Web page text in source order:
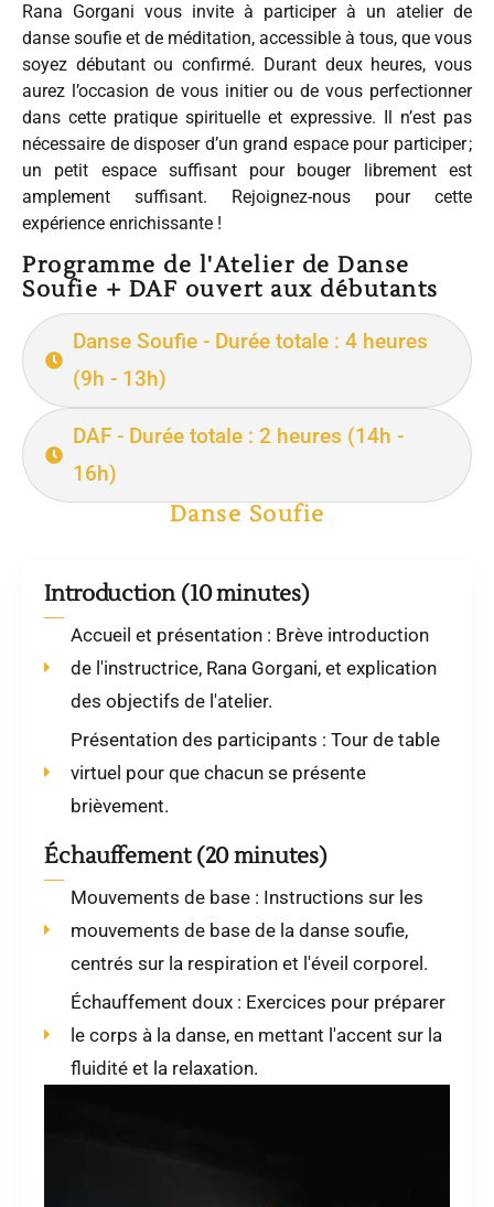
Rana Gorgani vous invite à participer à un atelier de
danse soufie et de méditation, accessible à tous, que vous
soyez débutant ou confirmé. Durant deux heures, vous
aurez l’occasion de vous initier ou de vous perfectionner
dans cette pratique spirituelle et expressive. Il n’est pas
nécessaire de disposer d’un grand espace pour participer ;
un petit espace suffisant pour bouger librement est
amplement suffisant. Rejoignez-nous pour cette
expérience enrichissante !
Programme de l'Atelier de Danse
Soufie + DAF ouvert aux débutants
Danse Soufie - Durée totale : 4 heures
(9h - 13h)
DAF - Durée totale : 2 heures (14h -
16h)
Danse Soufie
Introduction (10 minutes)
Accueil et présentation : Brève introduction
de l'instructrice, Rana Gorgani, et explication
des objectifs de l'atelier.
Présentation des participants : Tour de table
virtuel pour que chacun se présente
brièvement.
Échauffement (20 minutes)
Mouvements de base : Instructions sur les
mouvements de base de la danse soufie,
centrés sur la respiration et l'éveil corporel.
Échauffement doux : Exercices pour préparer
le corps à la danse, en mettant l'accent sur la
fluidité et la relaxation.